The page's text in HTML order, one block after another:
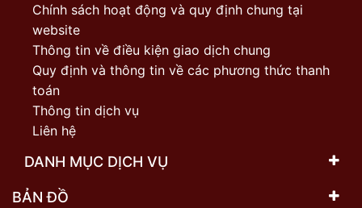
Chính sách hoạt động và quy định chung tại
website
Thông tin về điều kiện giao dịch chung
Quy định và thông tin về các phương thức thanh
toán
Thông tin dịch vụ
Liên hệ
DANH MỤC DỊCH VỤ
BẢN ĐỒ